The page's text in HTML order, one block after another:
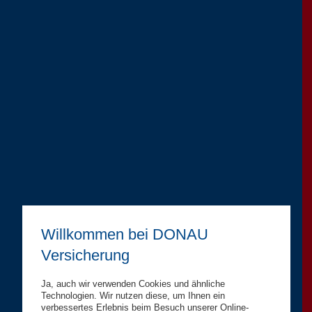
Willkommen bei DONAU
Versicherung
Ja, auch wir verwenden Cookies und ähnliche
Technologien. Wir nutzen diese, um Ihnen ein
verbessertes Erlebnis beim Besuch unserer Online-